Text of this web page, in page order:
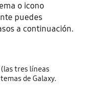
o icono
puedes
a continuación.
(las tres líneas
de Galaxy.